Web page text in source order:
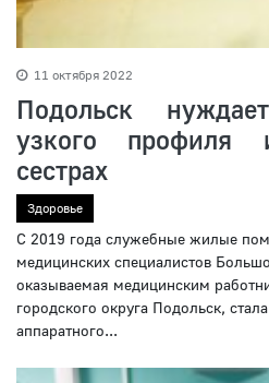
11 октября 2022
Подольск
узкого профиля
сестрах
Здоровье
С 2019 года служебные жилые
медицинских специалистов
оказываемая медицинским
городского округа Подольск,
аппаратного...